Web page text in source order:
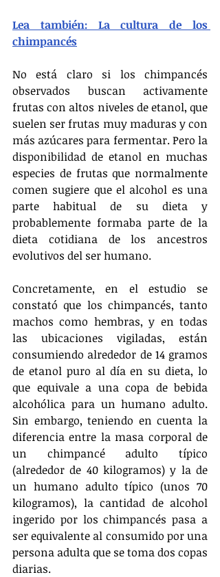
Lea también: La cultura de los
chimpancés
No está claro si los chimpancés
observados buscan activamente
frutas con altos niveles de etanol, que
suelen ser frutas muy maduras y con
más azúcares para fermentar. Pero la
disponibilidad de etanol en muchas
especies de frutas que normalmente
comen sugiere que el alcohol es una
parte habitual de su dieta y
probablemente formaba parte de la
dieta cotidiana de los ancestros
evolutivos del ser humano.
Concretamente, en el estudio se
constató que los chimpancés, tanto
machos como hembras, y en todas
las ubicaciones vigiladas, están
consumiendo alrededor de 14 gramos
de etanol puro al día en su dieta, lo
que equivale a una copa de bebida
alcohólica para un humano adulto.
Sin embargo, teniendo en cuenta la
diferencia entre la masa corporal de
un chimpancé adulto típico
(alrededor de 40 kilogramos) y la de
un humano adulto típico (unos 70
kilogramos), la cantidad de alcohol
ingerido por los chimpancés pasa a
ser equivalente al consumido por una
persona adulta que se toma dos copas
diarias.